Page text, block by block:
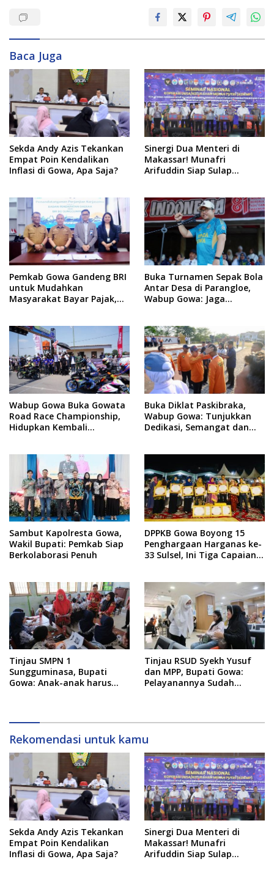
Baca Juga
Sekda Andy Azis Tekankan
Empat Poin Kendalikan
Inflasi di Gowa, Apa Saja?
Sinergi Dua Menteri di
Makassar! Munafri
Arifuddin Siap Sulap
Baru
Pemkab Gowa Gandeng BRI
untuk Mudahkan
Masyarakat Bayar Pajak,
Buka Turnamen Sepak Bola
Antar Desa di Parangloe,
Wabup Gowa: Jaga
Wabup Gowa Buka Gowata
Road Race Championship,
Hidupkan Kembali
Buka Diklat Paskibraka,
Wabup Gowa: Tunjukkan
Dedikasi, Semangat dan
Sambut Kapolresta Gowa,
Wakil Bupati: Pemkab Siap
Berkolaborasi Penuh
DPPKB Gowa Boyong 15
Penghargaan Harganas ke-
33 Sulsel, Ini Tiga Capaian
Tinjau SMPN 1
Sungguminasa, Bupati
Gowa: Anak-anak harus
Tinjau RSUD Syekh Yusuf
dan MPP, Bupati Gowa:
Pelayanannya Sudah
Rekomendasi untuk kamu
Sekda Andy Azis Tekankan
Empat Poin Kendalikan
Inflasi di Gowa, Apa Saja?
Sinergi Dua Menteri di
Makassar! Munafri
Arifuddin Siap Sulap